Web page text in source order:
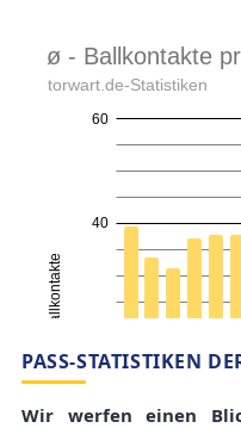
PASS-STATISTIKEN
Wir werfen einen